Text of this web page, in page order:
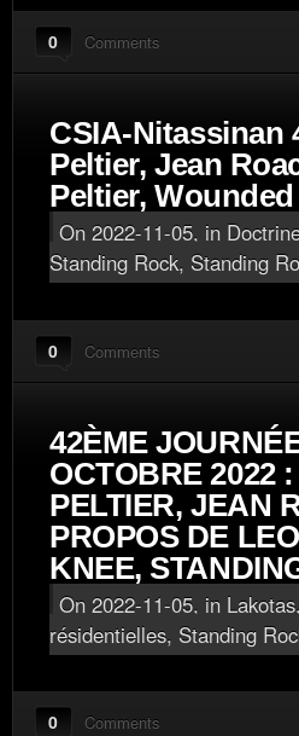
0 Comments
CSIA-Nitassinan
Peltier, Jean
Peltier,
On 2022-11-05, in
Standing Rock, Standing
0 Comments
42ÈME
OCTOBRE 2022
PELTIER, JEAN
PROPOS DE
KNEE,
On 2022-11-05, in Lakotas,
résidentielles, Standing
0 Comments